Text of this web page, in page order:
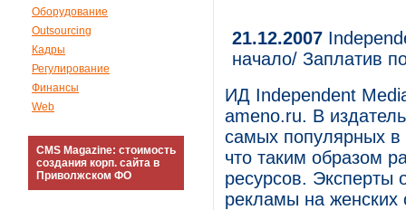
Оборудование
Outsourcing
Кадры
Регулирование
Финансы
Web
CMS Magazine: стоимость
создания корп. сайта в
Приволжском ФО
21.12.2007
начало/ Заплатив
ИД Independent
ameno.ru. В
самых популярных в
что таким образом
ресурсов. Эксперты
рекламы на женских